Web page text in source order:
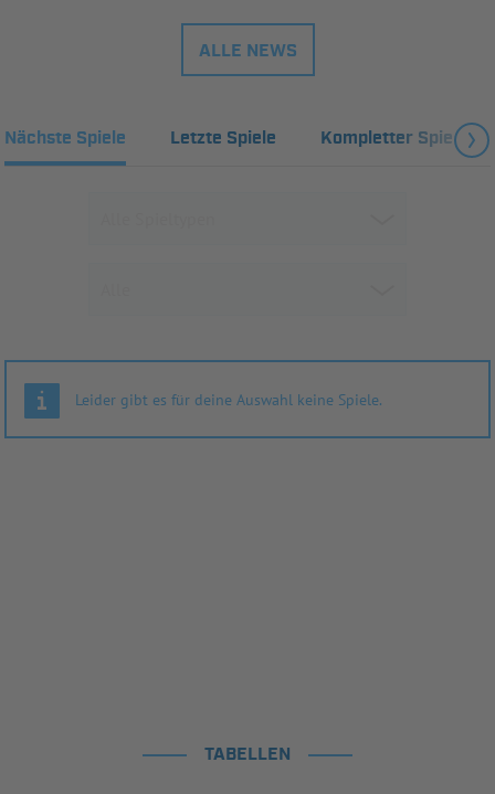
ALLE NEWS
Nächste Spiele Letzte Spiele Kompletter Spielplan
Leider gibt es für deine Auswahl keine Spiele.
TABELLEN